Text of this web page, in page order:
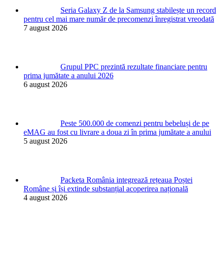
Seria Galaxy Z de la Samsung stabilește un record
pentru cel mai mare număr de precomenzi înregistrat vreodată
7 august 2026
Grupul PPC prezintă rezultate financiare pentru
prima jumătate a anului 2026
6 august 2026
Peste 500.000 de comenzi pentru bebeluși de pe
eMAG au fost cu livrare a doua zi în prima jumătate a anului
5 august 2026
Packeta România integrează rețeaua Poștei
Române și își extinde substanțial acoperirea națională
4 august 2026